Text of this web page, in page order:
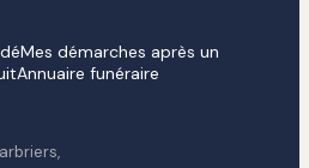
Mes démarches après un
Annuaire funéraire